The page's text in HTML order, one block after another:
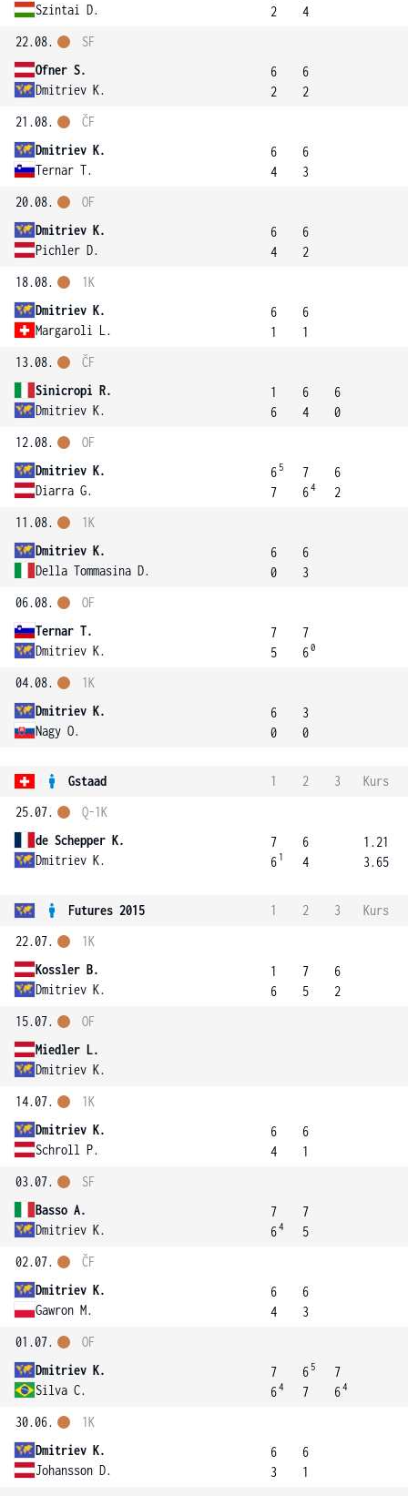
Szintai D.
2
4
22.08.
Ofner S.
Dmitriev K.
SF
6
2
6
2
21.08.
Dmitriev K.
Ternar T.
ČF
6
4
6
3
20.08.
Dmitriev K.
Pichler D.
OF
6
4
6
2
18.08.
Dmitriev K.
Margaroli L.
1K
6
1
6
1
13.08.
Sinicropi R.
Dmitriev K.
ČF
1
6
6
4
6
0
12.08.
Dmitriev K.
Diarra G.
OF
6 5
7
7
64
6
2
11.08.
Dmitriev K.
Della Tommasina D.
1K
6
0
6
3
06.08.
Ternar T.
Dmitriev K.
OF
7
5
7
60
04.08.
Dmitriev K.
Nagy O.
1K
6
0
3
0
Gstaad 1 2 3
Kurs
25.07.
de Schepper K.
Dmitriev K.
Q-1K
7
6 1
6
4
1.21
3.65
Futures 2015 1 2 3
Kurs
22.07.
Kossler B.
Dmitriev K.
1K
1
6
7
5
6
2
15.07.
Miedler L.
Dmitriev K.
OF
14.07.
Dmitriev K.
Schroll P.
1K
6
4
6
1
03.07.
Basso A.
Dmitriev K.
SF
7
64
7
5
02.07.
Dmitriev K.
Gawron M.
ČF
6
4
6
3
01.07.
Dmitriev K.
Silva C.
OF
7
64
6 5
7
7
64
30.06.
Dmitriev K.
Johansson D.
1K
6
3
6
1